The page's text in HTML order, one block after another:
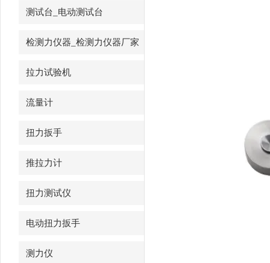
测试台_电动测试台
检测力仪器_检测力仪器厂家
拉力试验机
流量计
扭力扳手
推拉力计
扭力测试仪
电动扭力扳手
测力仪